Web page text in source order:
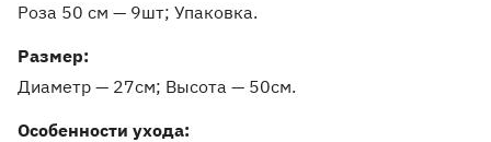
Роза 50 см — 9шт; Упаковка.
Pазмер:
Диаметр — 27см Высота — 50см
Особенности ухода: